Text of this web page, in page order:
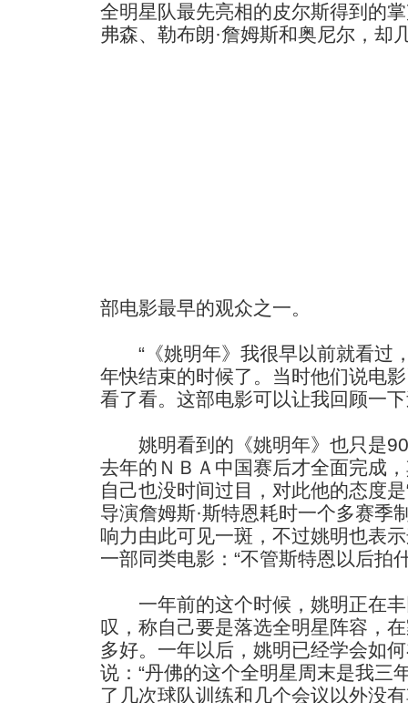
全明星队最先亮相的皮尔斯得到的
弗森、勒布朗·詹姆斯和奥尼尔，却
部电影最早的观众之一。
“《姚明年》我很早以前就看过，
年快结束的时候了。当时他们说电
看了看。这部电影可以让我回顾一
姚明看到的《姚明年》也只是90
去年的ＮＢＡ中国赛后才全面完成
自己也没时间过目，对此他的态度
导演詹姆斯·斯特恩耗时一个多赛季
响力由此可见一斑，不过姚明也表
一部同类电影：“不管斯特恩以后拍
一年前的这个时候，姚明正在丰
叹，称自己要是落选全明星阵容，
多好。一年以后，姚明已经学会如
说：“丹佛的这个全明星周末是我三
了几次球队训练和几个会议以外没